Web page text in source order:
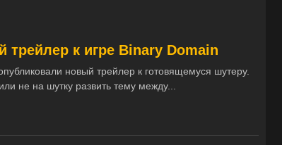
к игре Binary Domain
новый трейлер к готовящемуся шутеру.
не на шутку развить тему между...